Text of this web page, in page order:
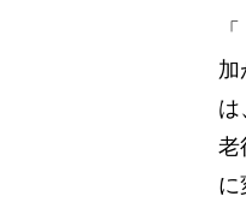
加
は
老
に